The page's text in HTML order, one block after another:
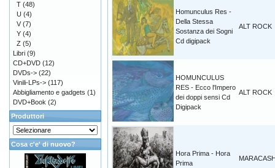
Homunculus Res -
Della Stessa
Sostanza dei Sogni
Cd digipack
ALT ROCK
HOMUNCULUS
RES - Ecco l'Impero
dei doppi sensi Cd
Digipack
ALT ROCK
Hora Prima - Hora
Prima
T (48)
U (4)
V (7)
Y (4)
Z (5)
Libri (9)
CD+DVD (12)
DVDs-> (22)
Vinili-LPs-> (117)
Abbigliamento e gadgets (1)
DVD+Book (2)
Produttori
Cosa c'e' di nuovo?